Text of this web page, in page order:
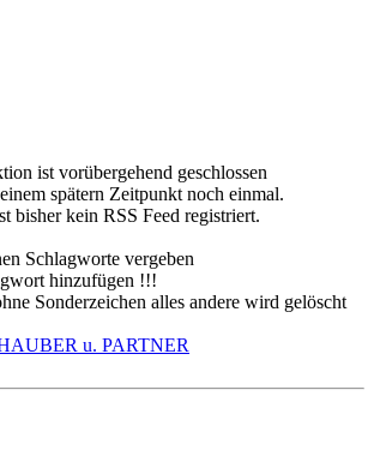
ist vorübergehend geschlossen
spätern Zeitpunkt noch einmal.
bisher kein RSS Feed registriert.
Schlagworte vergeben
hinzufügen !!!
Sonderzeichen alles andere wird gelöscht